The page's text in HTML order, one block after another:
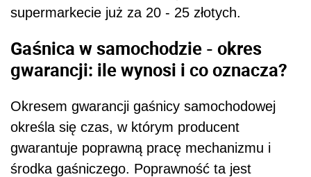
supermarkecie już za 20 - 25 złotych.
Gaśnica w samochodzie - okres
gwarancji: ile wynosi i co oznacza?
Okresem gwarancji gaśnicy samochodowej
określa się czas, w którym producent
gwarantuje poprawną pracę mechanizmu i
środka gaśniczego. Poprawność ta jest